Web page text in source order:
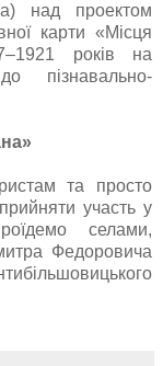
над проектом
карти «Місця
років на
пізнавально-
та просто
участь у
селами,
Федоровича